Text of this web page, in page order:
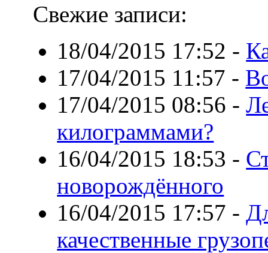
Свежие записи:
18/04/2015 17:52 -
17/04/2015 11:57 -
17/04/2015 08:56 -
килограммами?
16/04/2015 18:53 -
новорождённого
16/04/2015 17:57 -
качественные